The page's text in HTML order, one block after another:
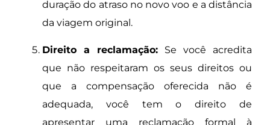
duração do atraso no novo voo e a distância
da viagem original.
Direito a reclamação: Se você acredita
que não respeitaram os seus direitos ou
que a compensação oferecida não é
adequada, você tem o direito de
apresentar uma reclamação formal à